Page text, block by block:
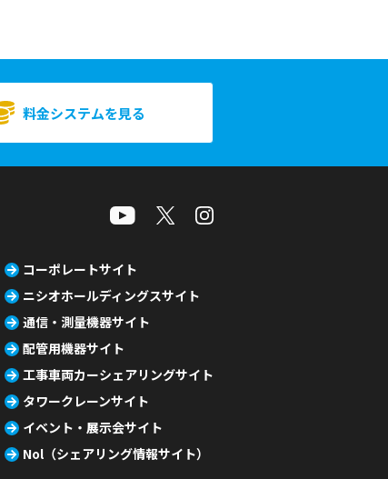
料金システムを見る
コーポレートサイト
ニシオホールディングスサイト
通信・測量機器サイト
配管用機器サイト
工事車両カーシェアリングサイト
タワークレーンサイト
イベント・展示会サイト
Nol（シェアリング情報サイト）